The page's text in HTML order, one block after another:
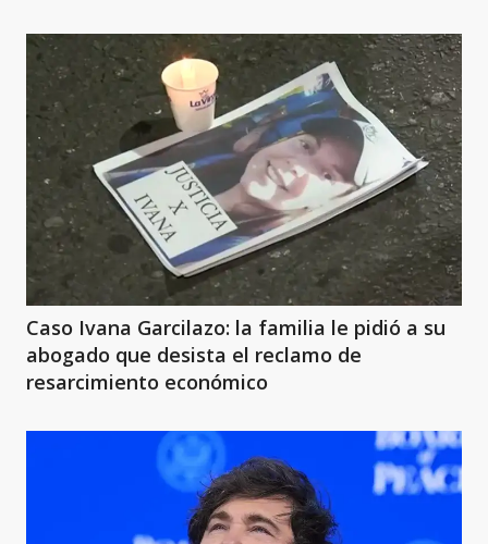
Caso Ivana Garcilazo: la familia le pidió a su
abogado que desista el reclamo de
resarcimiento económico